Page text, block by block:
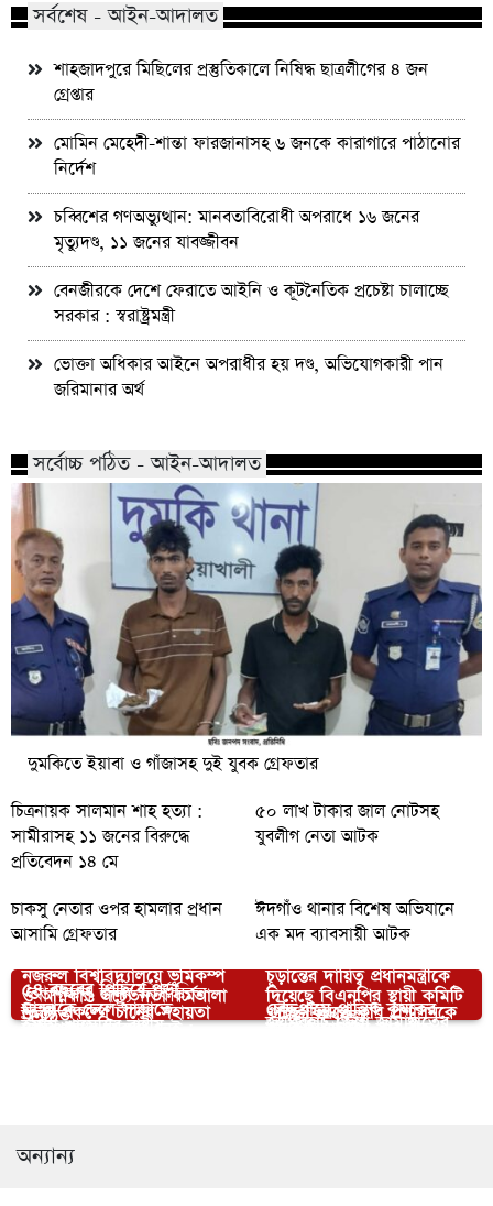
সর্বশেষ - আইন-আদালত
শাহজাদপুরে মিছিলের প্রস্তুতিকালে নিষিদ্ধ ছাত্রলীগের ৪ জন
গ্রেপ্তার
মোমিন মেহেদী-শান্তা ফারজানাসহ ৬ জনকে কারাগারে পাঠানোর
নির্দেশ
চব্বিশের গণঅভ্যুত্থান: মানবতাবিরোধী অপরাধে ১৬ জনের
মৃত্যুদণ্ড, ১১ জনের যাবজ্জীবন
বেনজীরকে দেশে ফেরাতে আইনি ও কূটনৈতিক প্রচেষ্টা চালাচ্ছে
সরকার : স্বরাষ্ট্রমন্ত্রী
ভোক্তা অধিকার আইনে অপরাধীর হয় দণ্ড, অভিযোগকারী পান
জরিমানার অর্থ
সর্বোচ্চ পঠিত - আইন-আদালত
দুমকিতে ইয়াবা ও গাঁজাসহ দুই যুবক গ্রেফতার
চিত্রনায়ক সালমান শাহ হত্যা :
সামীরাসহ ১১ জনের বিরুদ্ধে
প্রতিবেদন ১৪ মে
৫০ লাখ টাকার জাল নোটসহ
যুবলীগ নেতা আটক
চাকসু নেতার ওপর হামলার প্রধান
আসামি গ্রেফতার
ঈদগাঁও থানার বিশেষ অভিযানে
এক মদ ব্যাবসায়ী আটক
আপনার জন্য নির্বাচিত
নজরুল বিশ্ববিদ্যালয়ে ভূমিকম্প
ও অগ্নিকাণ্ড সচেতনতা কর্মশালা
অনুষ্ঠিত
চূড়ান্তের দায়িত্ব প্রধানমন্ত্রীকে
দিয়েছে বিএনপির স্থায়ী কমিটি
: মির্জা ফখরুল
তিস্তা প্রকল্পে চীনের সহায়তা
গুচ্ছে ফিরতে কুবি প্রশাসনকে
৫৪ বছরের পিছিয়ে পড়া
মান্দাকে ঢেলে সাজাতে
দাঁড়িপাল্লা’র বিকল্প নেই :
চৌদ্দগ্রামে প্রান্তিক কৃষকের
মাঝে বিনামূল্যে সার-বীজ
ইমাম খামেনির রাষ্ট্রীয়
জয়পুরহাট জেলা জামায়াতের
অন্যান্য